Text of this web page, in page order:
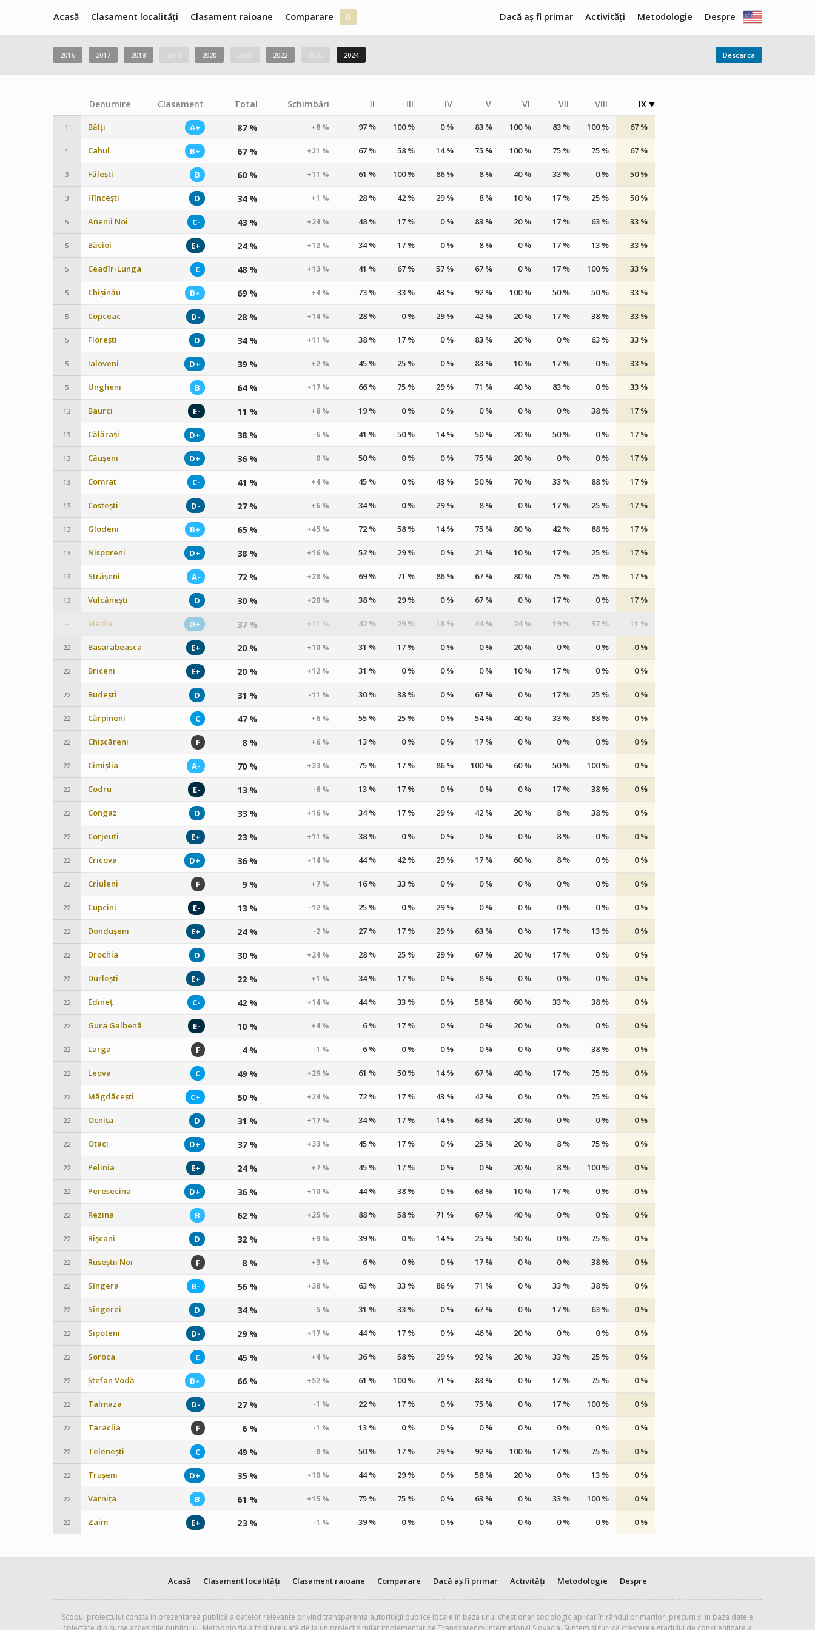
Acasă Despre
Clasament localități Metodologie
Clasament raioane Activități
Comparare 0 Dacă aș fi primar
2016 2017 2018 2020 2022 2024 Descarca
Denumire Clasament Total Schimbări II III IV V VI VII VIII IX
1 Bălți A+ 87 % +8 % 97 % 100 % 0 % 83 % 100 % 83 % 100 % 67 %
1 Cahul B+ 67 % +21 % 67 % 58 % 14 % 75 % 100 % 75 % 75 % 67 %
3 Fălești B 60 % +11 % 61 % 100 % 86 % 8 % 40 % 33 % 0 % 50 %
3 Hîncești D 34 % +1 % 28 % 42 % 29 % 8 % 10 % 17 % 25 % 50 %
5 Anenii Noi C- 43 % +24 % 48 % 17 % 0 % 83 % 20 % 17 % 63 % 33 %
5 Băcioi E+ 24 % +12 % 34 % 17 % 0 % 8 % 0 % 17 % 13 % 33 %
5 Ceadîr-Lunga C 48 % +13 % 41 % 67 % 57 % 67 % 0 % 17 % 100 % 33 %
5 Chișinău B+ 69 % +4 % 73 % 33 % 43 % 92 % 100 % 50 % 50 % 33 %
5 Copceac D- 28 % +14 % 28 % 0 % 29 % 42 % 20 % 17 % 38 % 33 %
5 Florești D 34 % +11 % 38 % 17 % 0 % 83 % 20 % 0 % 63 % 33 %
5 Ialoveni D+ 39 % +2 % 45 % 25 % 0 % 83 % 10 % 17 % 0 % 33 %
5 Ungheni B 64 % +17 % 66 % 75 % 29 % 71 % 40 % 83 % 0 % 33 %
13 Baurci E- 11 % +8 % 19 % 0 % 0 % 0 % 0 % 0 % 38 % 17 %
13 Călărași D+ 38 % -6 % 41 % 50 % 14 % 50 % 20 % 50 % 0 % 17 %
13 Căușeni D+ 36 % 0 % 50 % 0 % 0 % 75 % 20 % 0 % 0 % 17 %
13 Comrat C- 41 % +4 % 45 % 0 % 43 % 50 % 70 % 33 % 88 % 17 %
13 Costești D- 27 % +6 % 34 % 0 % 29 % 8 % 0 % 17 % 25 % 17 %
13 Glodeni B+ 65 % +45 % 72 % 58 % 14 % 75 % 80 % 42 % 88 % 17 %
13 Nisporeni D+ 38 % +16 % 52 % 29 % 0 % 21 % 10 % 17 % 25 % 17 %
13 Strășeni A- 72 % +28 % 69 % 71 % 86 % 67 % 80 % 75 % 75 % 17 %
13 Vulcănești D 30 % +20 % 38 % 29 % 0 % 67 % 0 % 17 % 0 % 17 %
– Media D+ 37 % +11 % 42 % 29 % 18 % 44 % 24 % 19 % 37 % 11 %
22 Basarabeasca E+ 20 % +10 % 31 % 17 % 0 % 0 % 20 % 0 % 0 % 0 %
22 Briceni E+ 20 % +12 % 31 % 0 % 0 % 0 % 10 % 17 % 0 % 0 %
22 Budești D 31 % -11 % 30 % 38 % 0 % 67 % 0 % 17 % 25 % 0 %
22 Cărpineni C 47 % +6 % 55 % 25 % 0 % 54 % 40 % 33 % 88 % 0 %
22 Chișcăreni F 8 % +6 % 13 % 0 % 0 % 17 % 0 % 0 % 0 % 0 %
22 Cimișlia A- 70 % +23 % 75 % 17 % 86 % 100 % 60 % 50 % 100 % 0 %
22 Codru E- 13 % -6 % 13 % 17 % 0 % 0 % 0 % 17 % 38 % 0 %
22 Congaz D 33 % +16 % 34 % 17 % 29 % 42 % 20 % 8 % 38 % 0 %
22 Corjeuți E+ 23 % +11 % 38 % 0 % 0 % 0 % 0 % 8 % 0 % 0 %
22 Cricova D+ 36 % +14 % 44 % 42 % 29 % 17 % 60 % 8 % 0 % 0 %
22 Criuleni F 9 % +7 % 16 % 33 % 0 % 0 % 0 % 0 % 0 % 0 %
22 Cupcini E- 13 % -12 % 25 % 0 % 29 % 0 % 0 % 0 % 0 % 0 %
22 Dondușeni E+ 24 % -2 % 27 % 17 % 29 % 63 % 0 % 17 % 13 % 0 %
22 Drochia D 30 % +24 % 28 % 25 % 29 % 67 % 20 % 17 % 0 % 0 %
22 Durlești E+ 22 % +1 % 34 % 17 % 0 % 8 % 0 % 0 % 0 % 0 %
22 Edineț C- 42 % +14 % 44 % 33 % 0 % 58 % 60 % 33 % 38 % 0 %
22 Gura Galbenă E- 10 % +4 % 6 % 17 % 0 % 0 % 20 % 0 % 0 % 0 %
22 Larga F 4 % -1 % 6 % 0 % 0 % 0 % 0 % 0 % 38 % 0 %
22 Leova C 49 % +29 % 61 % 50 % 14 % 67 % 40 % 17 % 75 % 0 %
22 Măgdăcești C+ 50 % +24 % 72 % 17 % 43 % 42 % 0 % 0 % 75 % 0 %
22 Ocnița D 31 % +17 % 34 % 17 % 14 % 63 % 20 % 0 % 0 % 0 %
22 Otaci D+ 37 % +33 % 45 % 17 % 0 % 25 % 20 % 8 % 75 % 0 %
22 Pelinia E+ 24 % +7 % 45 % 17 % 0 % 0 % 20 % 8 % 100 % 0 %
22 Peresecina D+ 36 % +10 % 44 % 38 % 0 % 63 % 10 % 17 % 0 % 0 %
22 Rezina B 62 % +25 % 88 % 58 % 71 % 67 % 40 % 0 % 0 % 0 %
22 Rîșcani D 32 % +9 % 39 % 0 % 14 % 25 % 50 % 0 % 75 % 0 %
22 Ruseștii Noi F 8 % +3 % 6 % 0 % 0 % 17 % 0 % 0 % 38 % 0 %
22 Sîngera B- 56 % +38 % 63 % 33 % 86 % 71 % 0 % 33 % 38 % 0 %
22 Sîngerei D 34 % -5 % 31 % 33 % 0 % 67 % 0 % 17 % 63 % 0 %
22 Sipoteni D- 29 % +17 % 44 % 17 % 0 % 46 % 20 % 0 % 0 % 0 %
22 Soroca C 45 % +4 % 36 % 58 % 29 % 92 % 20 % 33 % 25 % 0 %
22 Ștefan Vodă B+ 66 % +52 % 61 % 100 % 71 % 83 % 0 % 17 % 75 % 0 %
22 Talmaza D- 27 % -1 % 22 % 17 % 0 % 75 % 0 % 17 % 100 % 0 %
22 Taraclia F 6 % -1 % 13 % 0 % 0 % 0 % 0 % 0 % 0 % 0 %
22 Telenești C 49 % -8 % 50 % 17 % 29 % 92 % 100 % 17 % 75 % 0 %
22 Trușeni D+ 35 % +10 % 44 % 29 % 0 % 58 % 20 % 0 % 13 % 0 %
22 Varnița B 61 % +15 % 75 % 75 % 0 % 63 % 0 % 33 % 100 % 0 %
22 Zaim E+ 23 % -1 % 39 % 0 % 0 % 0 % 0 % 0 % 0 % 0 %
Acasă Clasament localități Clasament raioane Comparare Dacă aș fi primar Activități Metodologie Despre
Scopul proiectului constă în prezentarea publică a datelor relevante privind transparența autorității publice locale în baza unui chestionar sociologic aplicat în rândul primarilor, precum și în baza datele
colectate din surse accesibile publicului. Metodologia a fost preluată de la un proiect similar implementat de Transparency International Slovacia. Suntem siguri că creșterea gradului de conștientizare a